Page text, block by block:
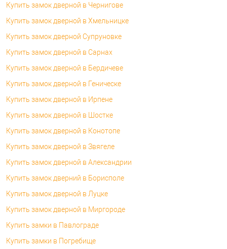
Купить замок дверной в Чернигове
Купить замок дверной в Хмельницке
Купить замок дверной Супруновке
Купить замок дверной в Сарнах
Купить замок дверной в Бердичеве
Купить замок дверной в Геническе
Купить замок дверной в Ирпене
Купить замок дверной в Шостке
Купить замок дверной в Конотопе
Купить замок дверной в Звягеле
Купить замок дверной в Александрии
Купить замок дверний в Борисполе
Купить замок дверной в Луцке
Купить замок дверной в Миргороде
Купить замки в Павлограде
Купить замки в Погребище